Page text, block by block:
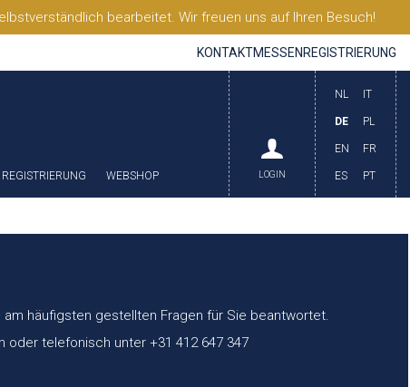
bearbeitet. Wir freuen uns auf Ihren Besuch!
KONTAKTMESSEN REGISTRIERUNG
REGISTRIERUNG WEBSHOP
NL
DE
EN
ES
IT
PL
FR
PT
LOGIN
häufigsten gestellten Fragen für Sie beantwortet.
telefonisch unter +31 412 647 347